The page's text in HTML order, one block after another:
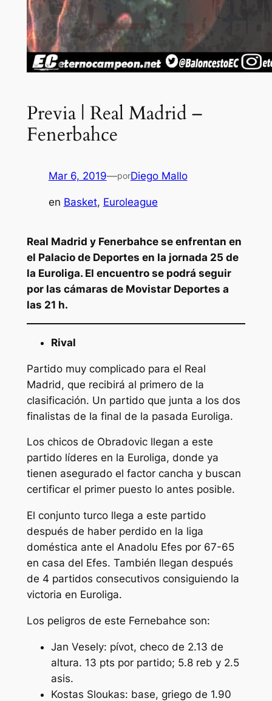
Previa | Real Madrid –
Fenerbahce
Mar 6, 2019—porDiego Mallo
en Basket, Euroleague
Real Madrid y Fenerbahce se enfrentan en
el Palacio de Deportes en la jornada 25 de
la Euroliga. El encuentro se podrá seguir
por las cámaras de Movistar Deportes a
las 21 h.
Rival
Partido muy complicado para el Real
Madrid, que recibirá al primero de la
clasificación. Un partido que junta a los dos
finalistas de la final de la pasada Euroliga.
Los chicos de Obradovic llegan a este
partido líderes en la Euroliga, donde ya
tienen asegurado el factor cancha y buscan
certificar el primer puesto lo antes posible.
El conjunto turco llega a este partido
después de haber perdido en la liga
doméstica ante el Anadolu Efes por 67-65
en casa del Efes. También llegan después
de 4 partidos consecutivos consiguiendo la
victoria en Euroliga.
Los peligros de este Fernebahce son:
Jan Vesely: pívot, checo de 2.13 de
altura. 13 pts por partido; 5.8 reb y 2.5
asis.
Kostas Sloukas: base, griego de 1.90